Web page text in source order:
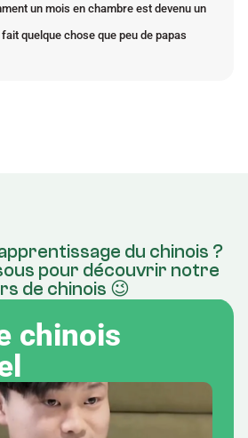
un mois en chambre est devenu un
quelque chose que peu de papas
du chinois ?
pour découvrir notre
de chinois 😉
chinois